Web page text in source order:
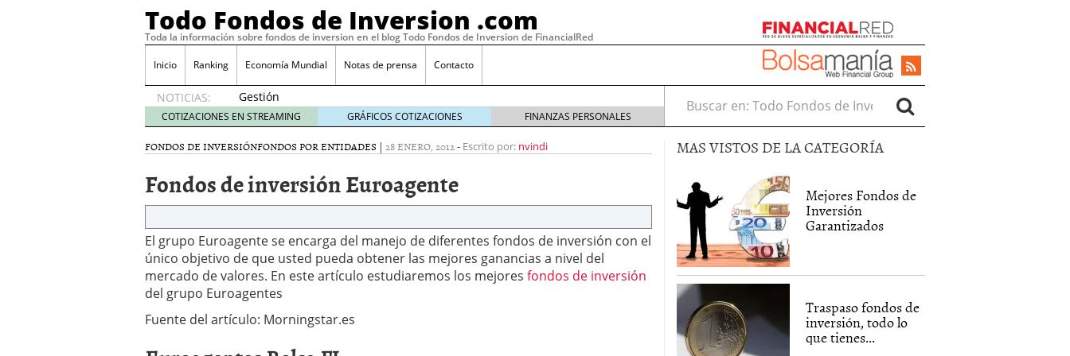
Todo Fondos de Inversion .com
Toda la información sobre fondos de inversion en el blog Todo Fondos de Inversion de FinancialRed
Inicio Ranking Economía Mundial Notas de prensa Contacto
NOTICIAS:
Gestión
pasiva
contra
gestión
España:
el
debate
no es
debate
febrero
28, 2026
Renta variable española: la categoría más rentable de 2025 a la que nadie
quería entrar febrero 23, 2026
apostando por la deuda
COTIZACIONES EN STREAMING GRÁFICOS COTIZACIONES FINANZAS PERSONALES
Buscar en:
FONDOS DE INVERSIÓNFONDOS POR ENTIDADES | 28 ENERO, 2012- Escrito por: nvindi
Fondos de inversión Euroagente
El grupo Euroagente se encarga del manejo de diferentes fondos de inversión con el
único objetivo de que usted pueda obtener las mejores ganancias a nivel del
mercado de valores. En este artículo estudiaremos los mejores fondos de inversión
del grupo Euroagentes
Fuente del artículo: Morningstar.es
MAS VISTOS DE LA CATEGORÍA
Mejores Fondos de
Inversión
Garantizados
Traspaso fondos de
inversión, todo lo
que tienes...